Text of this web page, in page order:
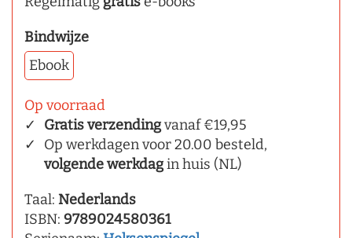
Bindwijze
Ebook
Op voorraad
Gratis verzendingvanaf €19,95
Op werkdagen voor 20.00 besteld,
volgende werkdagin huis (NL)
Taal: Nederlands
ISBN: 9789024580361